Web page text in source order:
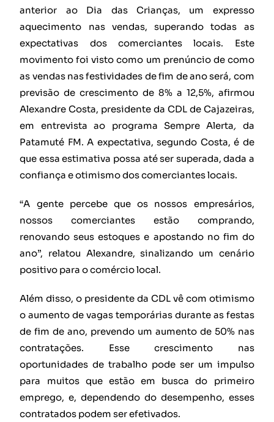
anterior ao Dia das Crianças, um expresso
aquecimento nas vendas, superando todas as
expectativas dos comerciantes locais. Este
movimento foi visto como um prenúncio de como
as vendas nas festividades de fim de ano será, com
previsão de crescimento de 8% a 12,5%, afirmou
Alexandre Costa, presidente da CDL de Cajazeiras,
em entrevista ao programa Sempre Alerta, da
Patamuté FM. A expectativa, segundo Costa, é de
que essa estimativa possa até ser superada, dada a
confiança e otimismo dos comerciantes locais.
“A gente percebe que os nossos empresários,
nossos comerciantes estão comprando,
renovando seus estoques e apostando no fim do
ano”, relatou Alexandre, sinalizando um cenário
positivo para o comércio local.
Além disso, o presidente da CDL vê com otimismo
o aumento de vagas temporárias durante as festas
de fim de ano, prevendo um aumento de 50% nas
contratações. Esse crescimento nas
oportunidades de trabalho pode ser um impulso
para muitos que estão em busca do primeiro
emprego, e, dependendo do desempenho, esses
contratados podem ser efetivados.